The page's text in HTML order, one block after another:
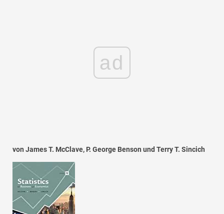
ad
von James T. McClave, P. George Benson und Terry T. Sincich